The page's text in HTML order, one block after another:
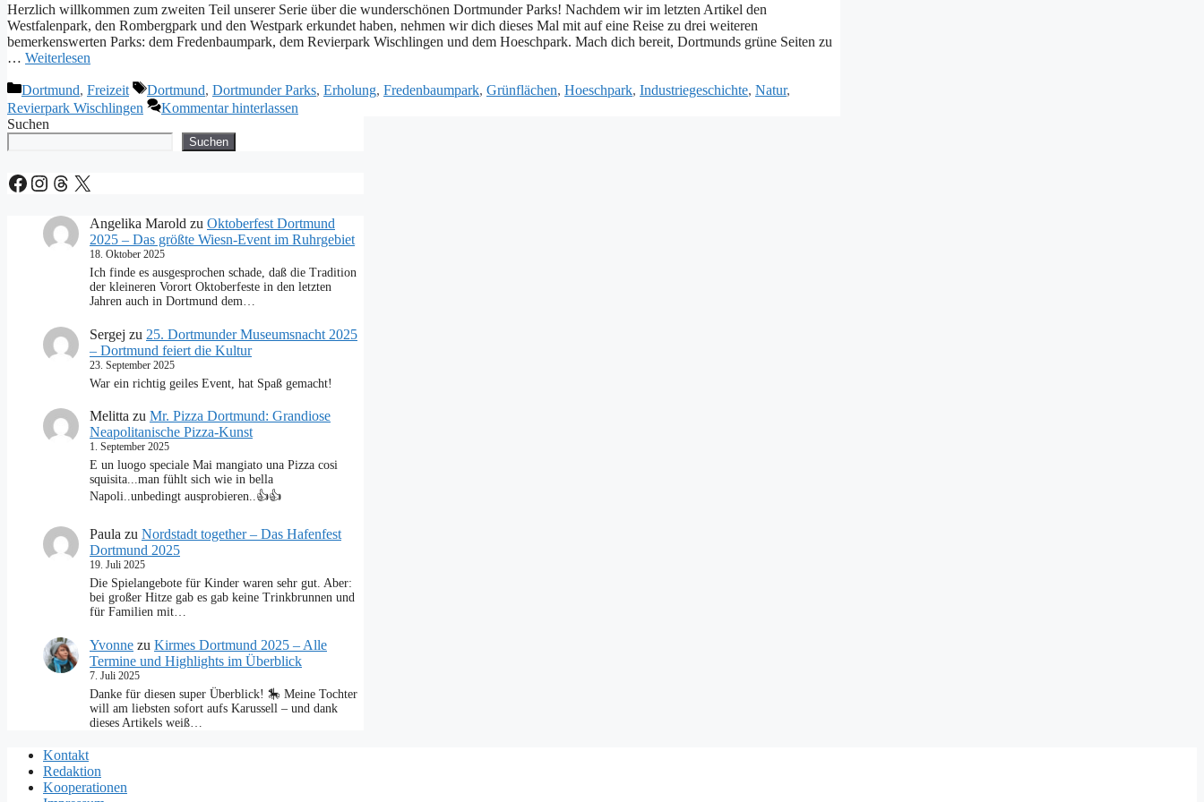
Herzlich willkommen zum zweiten Teil unserer Serie über die wunderschönen Dortmunder Parks! Nachdem wir im letzten Artikel den
Westfalenpark, den Rombergpark und den Westpark erkundet haben, nehmen wir dich dieses Mal mit auf eine Reise zu drei weiteren
bemerkenswerten Parks: dem Fredenbaumpark, dem Revierpark Wischlingen und dem Hoeschpark. Mach dich bereit, Dortmunds grüne Seiten zu
… Weiterlesen
Kategorien
Dortmund, Freizeit Schlagwörter
Dortmund, Dortmunder Parks, Erholung, Fredenbaumpark, Grünflächen, Hoeschpark, Industriegeschichte, Natur,
Revierpark Wischlingen
Kommentar hinterlassen
Suchen
Suchen
Facebook
Instagram
Threads
X
Angelika Marold zu Oktoberfest Dortmund
2025 – Das größte Wiesn-Event im Ruhrgebiet
18. Oktober 2025
Ich finde es ausgesprochen schade, daß die Tradition
der kleineren Vorort Oktoberfeste in den letzten
Jahren auch in Dortmund dem…
Sergej zu 25. Dortmunder Museumsnacht 2025
– Dortmund feiert die Kultur
23. September 2025
War ein richtig geiles Event, hat Spaß gemacht!
Melitta zu Mr. Pizza Dortmund: Grandiose
Neapolitanische Pizza-Kunst
1. September 2025
E un luogo speciale Mai mangiato una Pizza cosi
squisita...man fühlt sich wie in bella
Napoli..unbedingt ausprobieren..👍👍
Paula zu Nordstadt together – Das Hafenfest
Dortmund 2025
19. Juli 2025
Die Spielangebote für Kinder waren sehr gut. Aber:
bei großer Hitze gab es gab keine Trinkbrunnen und
für Familien mit…
Yvonne zu Kirmes Dortmund 2025 – Alle
Termine und Highlights im Überblick
7. Juli 2025
Danke für diesen super Überblick! 🎠 Meine Tochter
will am liebsten sofort aufs Karussell – und dank
dieses Artikels weiß…
Kontakt
Redaktion
Kooperationen